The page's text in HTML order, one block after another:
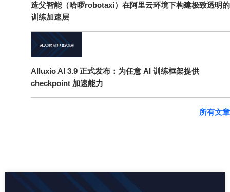
造父智能（哈啰robotaxi）在阿里云环境下构建极致透明的
训练加速层
Alluxio AI 3.9 正式发布：为任意 AI 训练框架提供
checkpoint 加速能力
所有文章